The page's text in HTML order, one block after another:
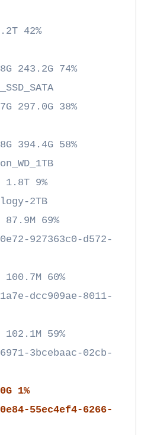
42%
243.2G 74%
297.0G 38%
394.4G 58%
1.8T 9%
2TB
69%
927363c0-d572-
60%
dcc909ae-8011-
59%
3bcebaac-02cb-
1%
55ec4ef4-6266-